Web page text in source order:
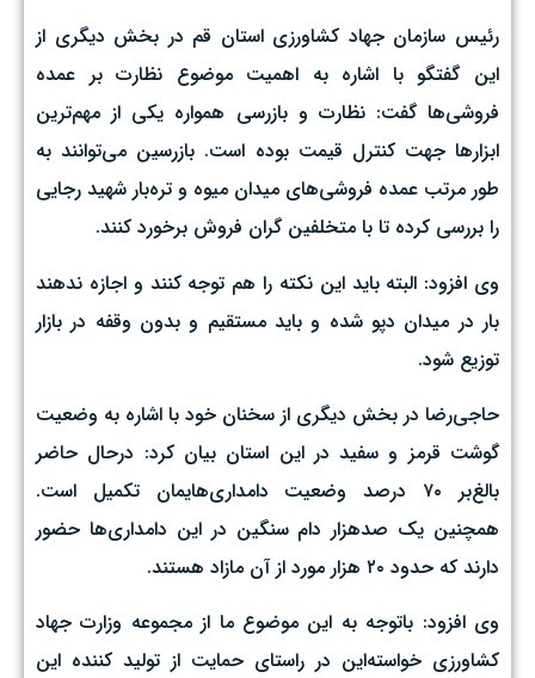
رئیس سازمان جهاد کشاورزی استان قم در بخش دیگری از
این گفتگو با اشاره به اهمیت موضوع نظارت بر عمده
فروشی‌ها گفت: نظارت و بازرسی همواره یکی از مهم‌ترین
ابزار‌ها جهت کنترل قیمت بوده است. بازرسین می‌توانند به
طور مرتب عمده فروشی‌های میدان میوه و تره‌بار شهید رجایی
را بررسی کرده تا با متخلفین گران فروش برخورد کنند.
وی افزود: البته باید این نکته را هم توجه کنند و اجازه ندهند
بار در میدان دپو شده و باید مستقیم و بدون وقفه در بازار
توزیع شود.
حاجی‌رضا در بخش دیگری از سخنان خود با اشاره به وضعیت
گوشت قرمز و سفید در این استان بیان کرد: درحال حاضر
بالغ‌بر ۷۰ درصد وضعیت دامداری‌هایمان تکمیل است.
همچنین یک صدهزار دام سنگین در این دامداری‌ها حضور
دارند که حدود ۲۰ هزار مورد از آن مازاد هستند.
وی افزود: باتوجه به این موضوع ما از مجموعه وزارت جهاد
کشاورزی خواسته‌این در راستای حمایت از تولید کننده این